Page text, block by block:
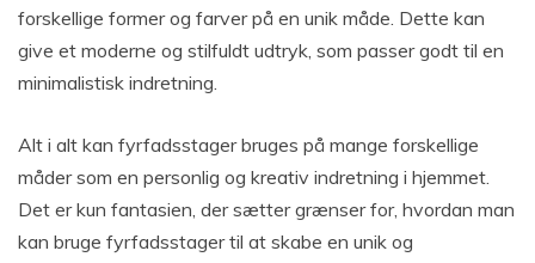
forskellige former og farver på en unik måde. Dette kan
give et moderne og stilfuldt udtryk, som passer godt til en
minimalistisk indretning.
Alt i alt kan fyrfadsstager bruges på mange forskellige
måder som en personlig og kreativ indretning i hjemmet.
Det er kun fantasien, der sætter grænser for, hvordan man
kan bruge fyrfadsstager til at skabe en unik og